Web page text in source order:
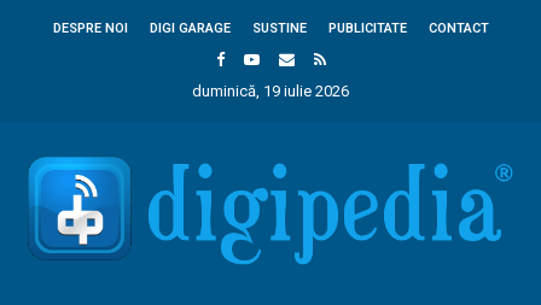
DESPRE NOI DIGI GARAGE SUSTINE PUBLICITATE CONTACT
duminică, 19 iulie 2026